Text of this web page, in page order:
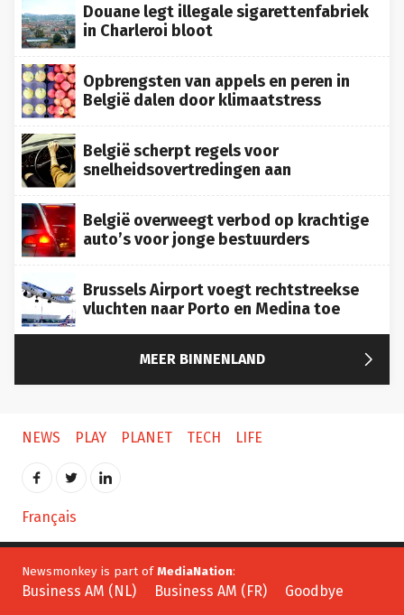
Douane legt illegale sigarettenfabriek
in Charleroi bloot
Opbrengsten van appels en peren in
België dalen door klimaatstress
België scherpt regels voor
snelheidsovertredingen aan
België overweegt verbod op krachtige
auto’s voor jonge bestuurders
Brussels Airport voegt rechtstreekse
vluchten naar Porto en Medina toe
MEER BINNENLAND 
NEWS PLAY PLANET TECH LIFE
Français
Newsmonkey is part ofMediaNation:
Business AM (NL) Business AM (FR) Goodbye